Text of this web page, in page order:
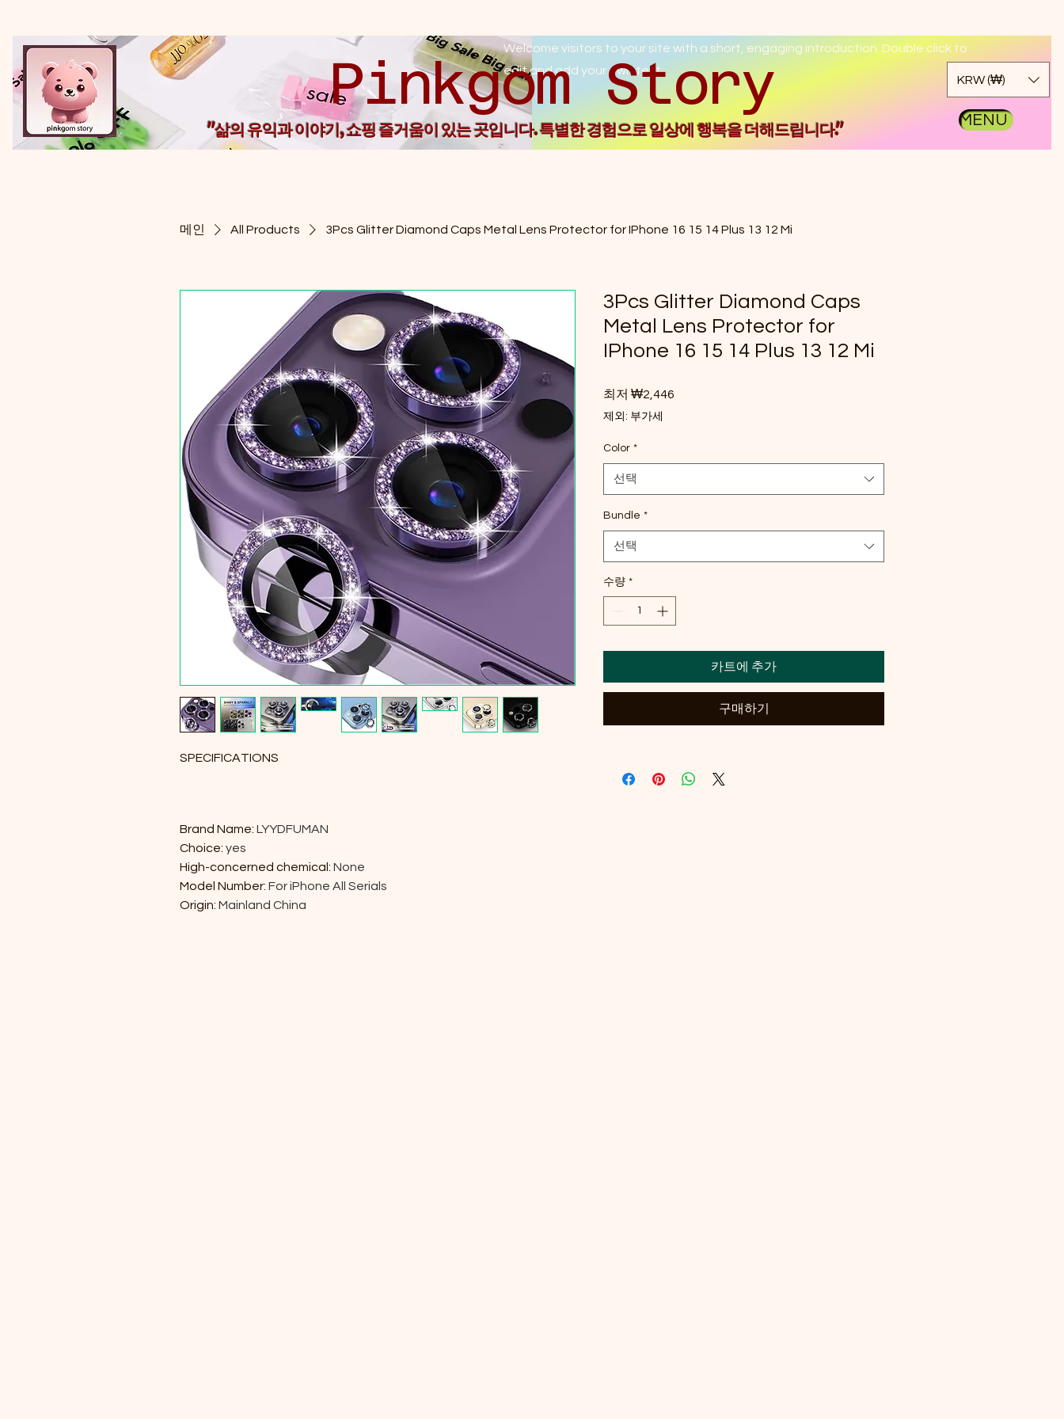
Welcome visitors to your site with a short, engaging introduction. Double click to
edit and add your own text.
KRW (₩)
MENU
"삶의 유익과 이야기, 쇼핑 즐거움이 있는 곳입니다. 특별한 경험으로 일상에 행복을 더해드립니다."
메인 All Products 3Pcs Glitter Diamond Caps Metal Lens Protector for IPhone 16 15 14 Plus 13 12 Mi
SPECIFICATIONS
Brand Name: LYYDFUMAN
Choice: yes
High-concerned chemical : None
Model Number: For iPhone All Serials
Origin: Mainland China
3Pcs Glitter Diamond Caps
Metal Lens Protector for
IPhone 16 15 14 Plus 13 12 Mi
최저 ₩2,446
제외: 부가세
Color *
선택
Bundle *
선택
수량 *
카트에 추가
구매하기